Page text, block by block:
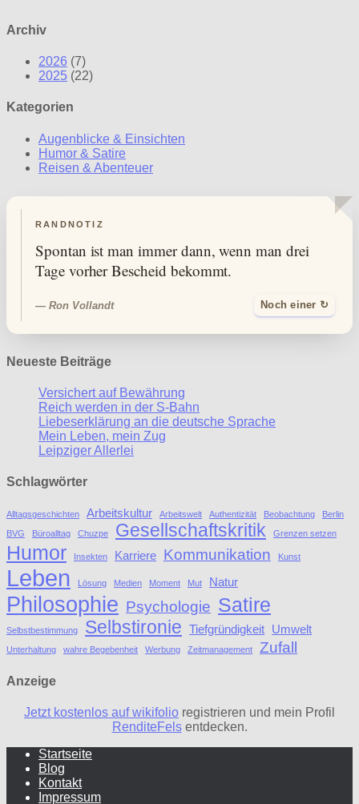
Archiv
2026 (7)
2025 (22)
Kategorien
Augenblicke & Einsichten
Humor & Satire
Reisen & Abenteuer
RANDNOTIZ
Spontan ist man immer dann, wenn man drei
Tage vorher Bescheid bekommt.
— Ron Vollandt Noch einer ↻
Neueste Beiträge
Versichert auf Bewährung
Reich werden in der S-Bahn
Liebeserklärung an die deutsche Sprache
Mein Leben, mein Zug
Leipziger Allerlei
Schlagwörter
Alltagsgeschichten Arbeitskultur Arbeitswelt Authentizität Beobachtung
Berlin
BVG
Büroalltag Chuzpe Gesellschaftskritik Grenzen setzen
Humor Insekten Karriere Kommunikation Kunst
Leben Lösung Medien Moment Mut Natur
Philosophie Psychologie Satire
Selbstbestimmung Selbstironie Tiefgründigkeit Umwelt
Unterhaltung wahre Begebenheit Werbung Zeitmanagement Zufall
Anzeige
Jetzt kostenlos auf wikifolio registrieren und mein Profil
RenditeFelsentdecken.
Startseite
Blog
Kontakt
Impressum